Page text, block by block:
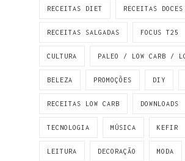
RECEITAS DIET RECEITAS DOCES
RECEITAS SALGADAS FOCUS T25
CULTURA PALEO / LOW CARB /
BELEZA PROMOÇÕES DIY
RECEITAS LOW CARB DOWNLOADS
TECNOLOGIA MÚSICA KEFIR
LEITURA DECORAÇÃO MODA